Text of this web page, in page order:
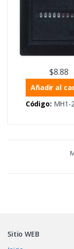
$8.88
Añadir al
Código: MH1-
Sitio WEB